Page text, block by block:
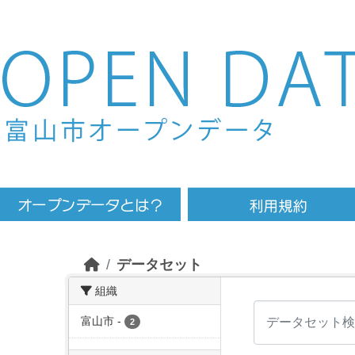
Skip to main content
データセット
組織
富山市 - 2